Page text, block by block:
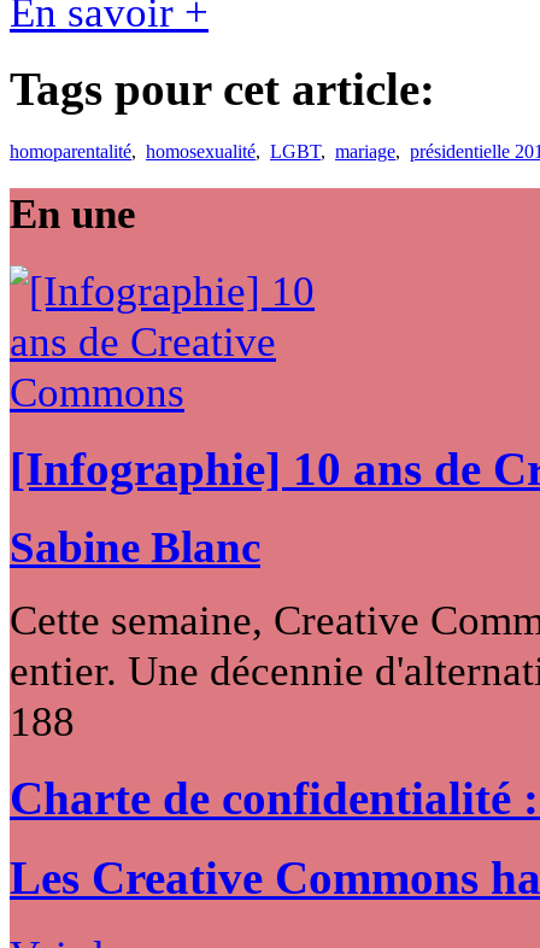
En savoir +
Tags pour cet article:
homoparentalité, homosexualité, LGBT, mariage, présidentielle
En une
[Infographie] 10 ans de
Sabine Blanc
Cette semaine, Creative
entier. Une décennie
188
Charte de confidentialité
Les Creative Commons